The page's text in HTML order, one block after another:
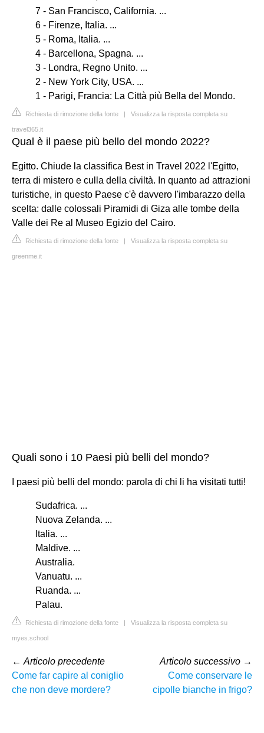
7 - San Francisco, California. ...
6 - Firenze, Italia. ...
5 - Roma, Italia. ...
4 - Barcellona, Spagna. ...
3 - Londra, Regno Unito. ...
2 - New York City, USA. ...
1 - Parigi, Francia: La Città più Bella del Mondo.
Richiesta di rimozione della fonte | Visualizza la risposta completa su
travel365.it
Qual è il paese più bello del mondo 2022?
Egitto. Chiude la classifica Best in Travel 2022 l'Egitto,
terra di mistero e culla della civiltà. In quanto ad attrazioni
turistiche, in questo Paese c'è davvero l'imbarazzo della
scelta: dalle colossali Piramidi di Giza alle tombe della
Valle dei Re al Museo Egizio del Cairo.
Richiesta di rimozione della fonte | Visualizza la risposta completa su
greenme.it
Quali sono i 10 Paesi più belli del mondo?
I paesi più belli del mondo: parola di chi li ha visitati tutti!
Sudafrica. ...
Nuova Zelanda. ...
Italia. ...
Maldive. ...
Australia.
Vanuatu. ...
Ruanda. ...
Palau.
Richiesta di rimozione della fonte | Visualizza la risposta completa su
myes.school
← Articolo precedente
Come far capire al coniglio
che non deve mordere?
Articolo successivo →
Come conservare le
cipolle bianche in frigo?